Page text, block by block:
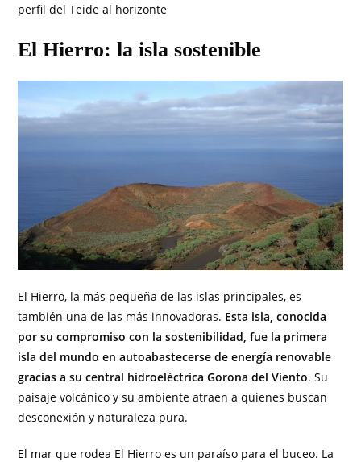
perfil del Teide al horizonte
El Hierro: la isla sostenible
El Hierro, la más pequeña de las islas principales, es
también una de las más innovadoras. Esta isla, conocida
por su compromiso con la sostenibilidad, fue la primera
isla del mundo en autoabastecerse de energía renovable
gracias a su central hidroeléctrica Gorona del Viento. Su
paisaje volcánico y su ambiente atraen a quienes buscan
desconexión y naturaleza pura.
El mar que rodea El Hierro es un paraíso para el buceo. La